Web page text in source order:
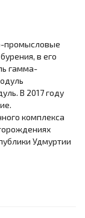
промысловые
в его
гамма-
В 2017 году
комплекса
Удмуртии